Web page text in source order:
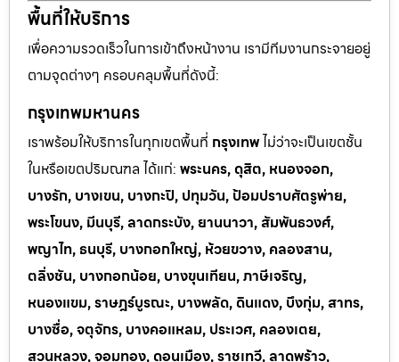
พื้นที่ให้บริการ
เพื่อความรวดเร็วในการเข้าถึงหน้างาน เรามีทีมงานกระจายอยู่
ตามจุดต่างๆ ครอบคลุมพื้นที่ดังนี้:
กรุงเทพมหานคร
เราพร้อมให้บริการในทุกเขตพื้นที่ กรุงเทพไม่ว่าจะเป็นเขตชั้น
ในหรือเขตปริมณฑล ได้แก่: พระนคร, ดุสิต, หนองจอก,
บางรัก, บางเขน, บางกะปิ, ปทุมวัน, ป้อมปราบศัตรูพ่าย,
พระโขนง, มีนบุรี, ลาดกระบัง, ยานนาวา, สัมพันธวงศ์,
พญาไท, ธนบุรี, บางกอกใหญ่, ห้วยขวาง, คลองสาน,
ตลิ่งชัน, บางกอกน้อย, บางขุนเทียน, ภาษีเจริญ,
หนองแขม, ราษฎร์บูรณะ, บางพลัด, ดินแดง, บึงกุ่ม, สาทร,
บางซื่อ, จตุจักร, บางคอแหลม, ประเวศ, คลองเตย,
สวนหลวง, จอมทอง, ดอนเมือง, ราชเทวี, ลาดพร้าว,